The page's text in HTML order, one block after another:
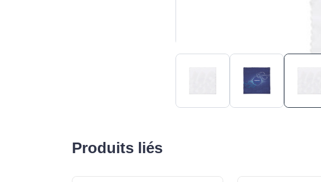
Produits liés